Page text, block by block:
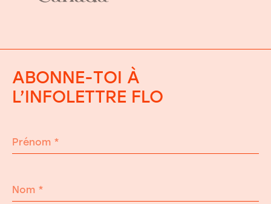
ABONNE-TOI À
L’INFOLETTRE FLO
Prénom *
Nom *